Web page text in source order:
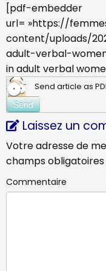
[pdf-embedder
url= »https://
content/uploads/
adult-verbal-
in adult verbal
Send article as
Laissez un
Votre adresse de
champs
Commentaire